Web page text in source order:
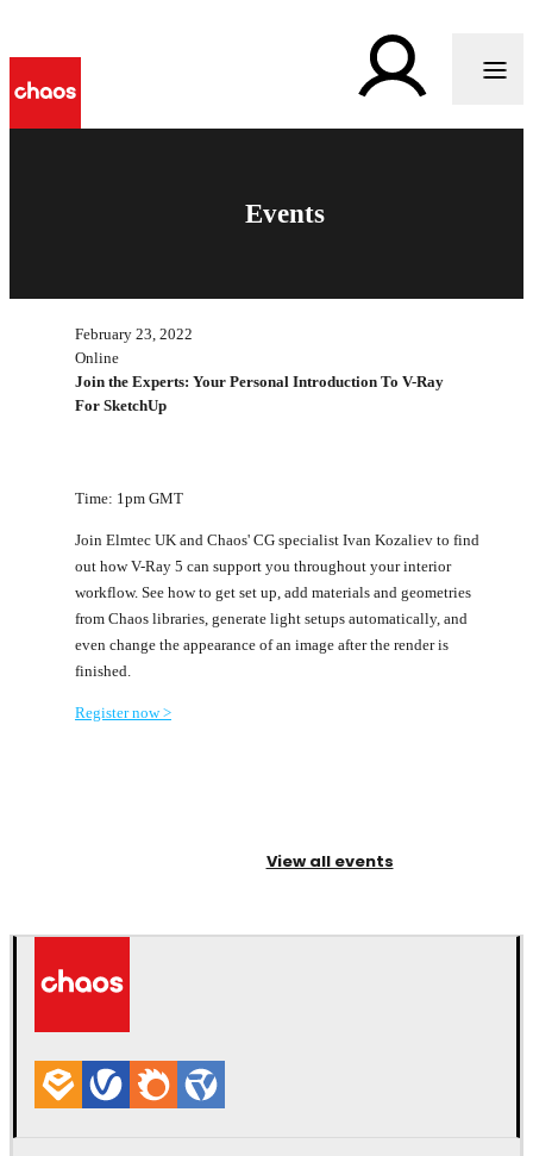
Events
February 23, 2022
Online
Join the Experts: Your Personal Introduction To V-Ray
For SketchUp
Time: 1pm GMT
Join Elmtec UK and Chaos' CG specialist Ivan Kozaliev to find
out how V-Ray 5 can support you throughout your interior
workflow. See how to get set up, add materials and geometries
from Chaos libraries, generate light setups automatically, and
even change the appearance of an image after the render is
finished.
Register now >
View all events